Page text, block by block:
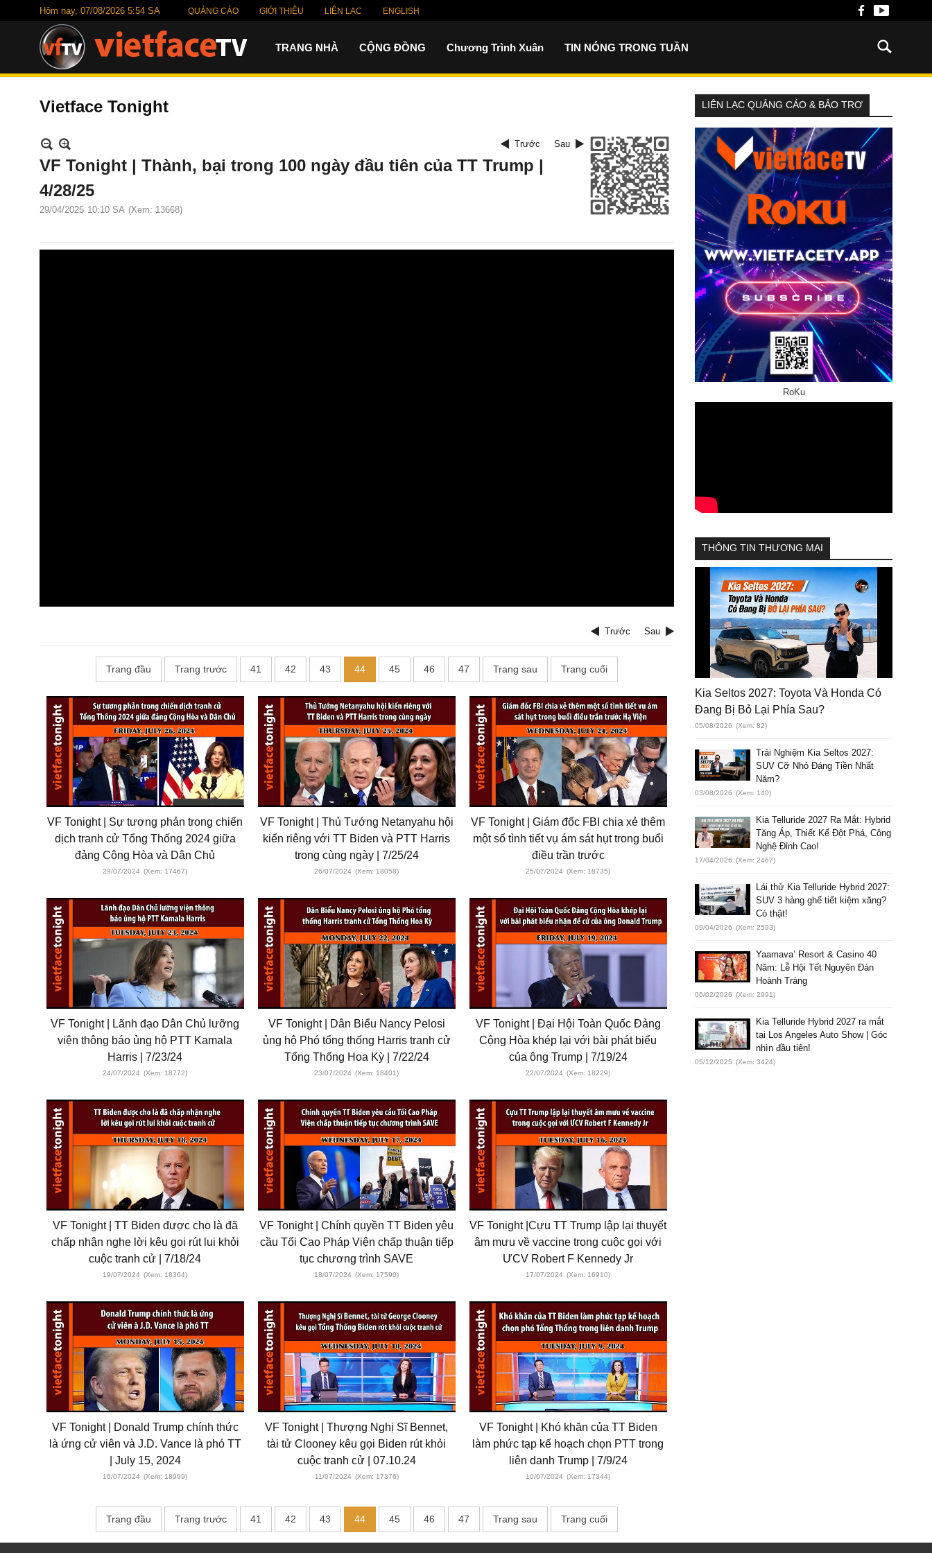
Hôm nay, 07/08/2026 5:54 SA QUẢNG CÁO GIỚI THIỆU LIÊN LẠC ENGLISH
TRANG NHÀ CỘNG ĐỒNG Chương Trình Xuân TIN NÓNG TRONG TUẦN
Vietface Tonight
Trước Sau
VF Tonight | Thành, bại trong 100 ngày đầu tiên của TT Trump |
4/28/25
29/04/2025 10:10 SA (Xem: 13668)
Trước Sau
Trang đầu Trang trước 41 42 43 44 45 46 47 Trang sau Trang cuối
VF Tonight | Sự tương phản trong chiến
dịch tranh cử Tổng Thống 2024 giữa
đảng Cộng Hòa và Dân Chủ
29/07/2024 (Xem: 17467)
VF Tonight | Thủ Tướng Netanyahu hội
kiến riêng với TT Biden và PTT Harris
trong cùng ngày | 7/25/24
26/07/2024 (Xem: 18058)
VF Tonight | Giám đốc FBI chia xẻ thêm
một số tình tiết vụ ám sát hụt trong buổi
điều trần trước
25/07/2024 (Xem: 18735)
VF Tonight | Lãnh đạo Dân Chủ lưỡng
viện thông báo ủng hộ PTT Kamala
Harris | 7/23/24
24/07/2024 (Xem: 18772)
VF Tonight | Dân Biểu Nancy Pelosi
ủng hộ Phó tổng thống Harris tranh cử
Tổng Thống Hoa Kỳ | 7/22/24
23/07/2024 (Xem: 18401)
VF Tonight | Đại Hội Toàn Quốc Đảng
Cộng Hòa khép lại với bài phát biểu
của ông Trump | 7/19/24
22/07/2024 (Xem: 18229)
VF Tonight | TT Biden được cho là đã
chấp nhận nghe lời kêu gọi rút lui khỏi
cuộc tranh cử | 7/18/24
19/07/2024 (Xem: 18364)
VF Tonight | Chính quyền TT Biden yêu
cầu Tối Cao Pháp Viện chấp thuận tiếp
tục chương trình SAVE
18/07/2024 (Xem: 17590)
VF Tonight |Cựu TT Trump lập lại thuyết
âm mưu về vaccine trong cuộc gọi với
ƯCV Robert F Kennedy Jr
17/07/2024 (Xem: 16910)
VF Tonight | Donald Trump chính thức
là ứng cử viên và J.D. Vance là phó TT
| July 15, 2024
16/07/2024 (Xem: 18999)
VF Tonight | Thượng Nghị Sĩ Bennet,
tài tử Clooney kêu gọi Biden rút khỏi
cuộc tranh cử | 07.10.24
11/07/2024 (Xem: 17376)
VF Tonight | Khó khăn của TT Biden
làm phức tạp kế hoạch chọn PTT trong
liên danh Trump | 7/9/24
10/07/2024 (Xem: 17344)
Trang đầu Trang trước 41 42 43 44 45 46 47 Trang sau Trang cuối
LIÊN LẠC QUẢNG CÁO & BẢO TRỢ
RoKu
THÔNG TIN THƯƠNG MẠI
Kia Seltos 2027: Toyota Và Honda Có
Đang Bị Bỏ Lại Phía Sau?
05/08/2026 (Xem: 82)
Trải Nghiệm Kia Seltos 2027:
SUV Cỡ Nhỏ Đáng Tiền Nhất
Năm?
03/08/2026 (Xem: 140)
Kia Telluride 2027 Ra Mắt: Hybrid
Tăng Áp, Thiết Kế Đột Phá, Công
Nghệ Đỉnh Cao!
17/04/2026 (Xem: 2467)
Lái thử Kia Telluride Hybrid 2027:
SUV 3 hàng ghế tiết kiệm xăng?
Có thật!
09/04/2026 (Xem: 2593)
Yaamava’ Resort & Casino 40
Năm: Lễ Hội Tết Nguyên Đán
Hoành Tráng
06/02/2026 (Xem: 2991)
Kia Telluride Hybrid 2027 ra mắt
tại Los Angeles Auto Show | Góc
nhìn đầu tiên!
05/12/2025 (Xem: 3424)